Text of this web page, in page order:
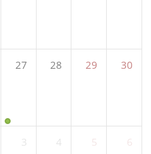
27 28 29 30
3 4 5 6